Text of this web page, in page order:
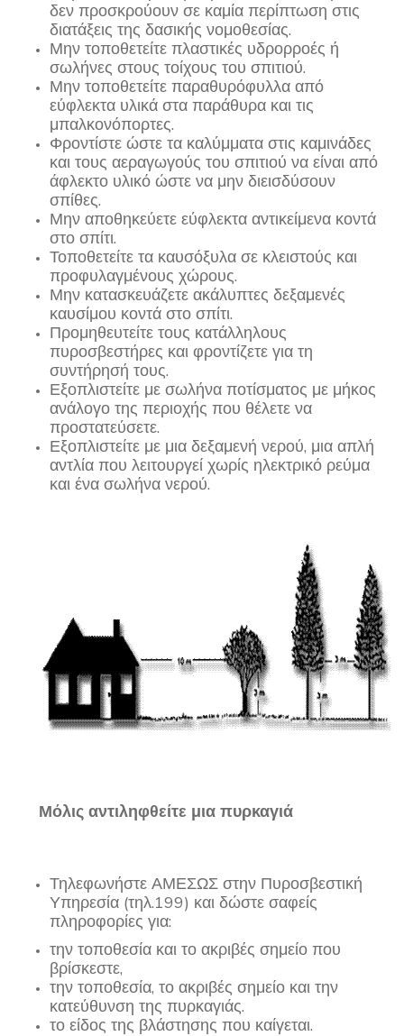
δεν προσκρούουν σε καμία περίπτωση στις
διατάξεις της δασικής νομοθεσίας.
Μην τοποθετείτε πλαστικές υδρορροές ή
σωλήνες στους τοίχους του σπιτιού.
Μην τοποθετείτε παραθυρόφυλλα από
εύφλεκτα υλικά στα παράθυρα και τις
μπαλκονόπορτες.
Φροντίστε ώστε τα καλύμματα στις καμινάδες
και τους αεραγωγούς του σπιτιού να είναι από
άφλεκτο υλικό ώστε να μην διεισδύσουν
σπίθες.
Μην αποθηκεύετε εύφλεκτα αντικείμενα κοντά
στο σπίτι.
Τοποθετείτε τα καυσόξυλα σε κλειστούς και
προφυλαγμένους χώρους.
Μην κατασκευάζετε ακάλυπτες δεξαμενές
καυσίμου κοντά στο σπίτι.
Προμηθευτείτε τους κατάλληλους
πυροσβεστήρες και φροντίζετε για τη
συντήρησή τους.
Εξοπλιστείτε με σωλήνα ποτίσματος με μήκος
ανάλογο της περιοχής που θέλετε να
προστατεύσετε.
Εξοπλιστείτε με μια δεξαμενή νερού, μια απλή
αντλία που λειτουργεί χωρίς ηλεκτρικό ρεύμα
και ένα σωλήνα νερού.
Μόλις αντιληφθείτε μια πυρκαγιά
Τηλεφωνήστε ΑΜΕΣΩΣ στην Πυροσβεστική
Υπηρεσία (τηλ.199) και δώστε σαφείς
πληροφορίες για:
την τοποθεσία και το ακριβές σημείο που
βρίσκεστε,
την τοποθεσία, το ακριβές σημείο και την
κατεύθυνση της πυρκαγιάς.
το είδος της βλάστησης που καίγεται.